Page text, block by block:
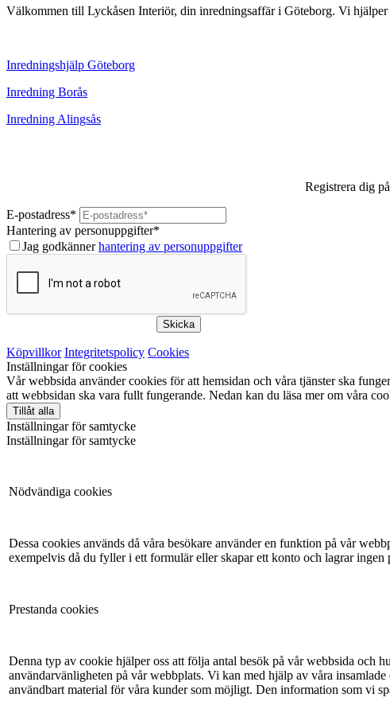
Välkommen till Lyckåsen Interiör, din inredningsaffär i Göteborg. Vi hjälper
Inredningshjälp Göteborg
Inredning Borås
Inredning Alingsås
Registrera dig
E-postadress*
Hantering av personuppgifter*
Jag godkännerhantering av personuppgifter
Skicka
Köpvillkor Integritetspolicy Cookies
Inställningar för cookies
Vår webbsida använder cookies för att hemsidan och våra tjänster ska
att webbsidan ska vara fullt fungerande. Nedan kan du läsa mer om våra
Tillåt alla
Inställningar för samtycke
Inställningar för samtycke
Nödvändiga cookies
Dessa cookies används då våra besökare använder en funktion på vår
exempelvis då du fyller i ett formulär eller skapar ett konto och lagrar
Prestanda cookies
Denna typ av cookie hjälper oss att följa antal besök på vår webbsida och
användarvänligheten på vår webbplats. Vi kan med hjälp av våra
användbart material för våra kunder som möjligt. Den information som vi